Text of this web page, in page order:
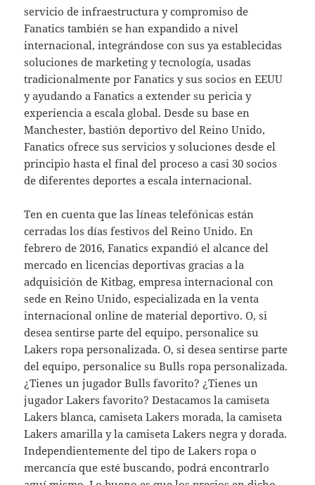
servicio de infraestructura y compromiso de
Fanatics también se han expandido a nivel
internacional, integrándose con sus ya establecidas
soluciones de marketing y tecnología, usadas
tradicionalmente por Fanatics y sus socios en EEUU
y ayudando a Fanatics a extender su pericia y
experiencia a escala global. Desde su base en
Manchester, bastión deportivo del Reino Unido,
Fanatics ofrece sus servicios y soluciones desde el
principio hasta el final del proceso a casi 30 socios
de diferentes deportes a escala internacional.
Ten en cuenta que las líneas telefónicas están
cerradas los días festivos del Reino Unido. En
febrero de 2016, Fanatics expandió el alcance del
mercado en licencias deportivas gracias a la
adquisición de Kitbag, empresa internacional con
sede en Reino Unido, especializada en la venta
internacional online de material deportivo. O, si
desea sentirse parte del equipo, personalice su
Lakers ropa personalizada. O, si desea sentirse parte
del equipo, personalice su Bulls ropa personalizada.
¿Tienes un jugador Bulls favorito? ¿Tienes un
jugador Lakers favorito? Destacamos la camiseta
Lakers blanca, camiseta Lakers morada, la camiseta
Lakers amarilla y la camiseta Lakers negra y dorada.
Independientemente del tipo de Lakers ropa o
mercancía que esté buscando, podrá encontrarlo